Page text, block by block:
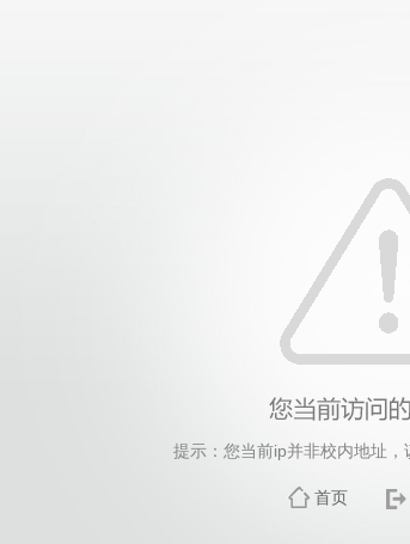
提示：您当前ip并非校内地址
首页